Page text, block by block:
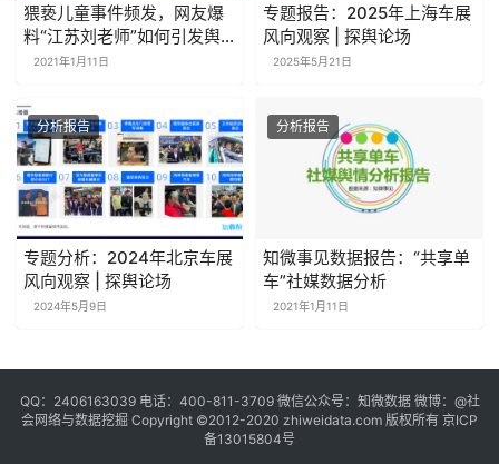
猥亵儿童事件频发，网友爆
料“江苏刘老师”如何引发舆
论热议？
2021年1月11日
专题报告：2025年上海车展
风向观察 | 探舆论场
2025年5月21日
分析报告
专题分析：2024年北京车展
风向观察 | 探舆论场
2024年5月9日
分析报告
知微事见数据报告：“共享单
车”社媒数据分析
2021年1月11日
QQ：2406163039 电话：400-811-3709 微信公众号：知微数据 微博： @社
会网络与数据挖掘 Copyright ©2012-2020 zhiweidata.com 版权所有 京ICP
备13015804号